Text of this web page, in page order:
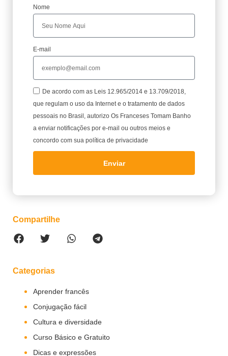
Nome
E-mail
De acordo com as Leis 12.965/2014 e 13.709/2018,
que regulam o uso da Internet e o tratamento de dados
pessoais no Brasil, autorizo Os Franceses Tomam Banho
a enviar notificações por e-mail ou outros meios e
concordo com sua política de privacidade
Enviar
Compartilhe
Categorias
Aprender francês
Conjugação fácil
Cultura e diversidade
Curso Básico e Gratuito
Dicas e expressões